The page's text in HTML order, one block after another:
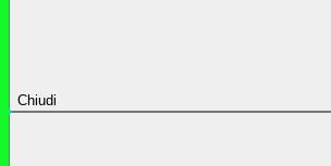
Chiudi